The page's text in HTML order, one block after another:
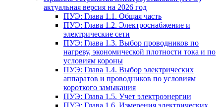
актуальная версия на 2026 год
ПУЭ: Глава 1.1. Общая часть
ПУЭ: Глава 1.2. Электроснабжение и
электрические сети
ПУЭ: Глава 1.3. Выбор проводников по
нагреву, экономической плотности тока и по
условиям короны
ПУЭ: Глава 1.4. Выбор электрических
аппаратов и проводников по условиям
короткого замыкания
ПУЭ: Глава 1.5. Учет электроэнергии
ПУЭ: Глава 1.6. Измерения электрических